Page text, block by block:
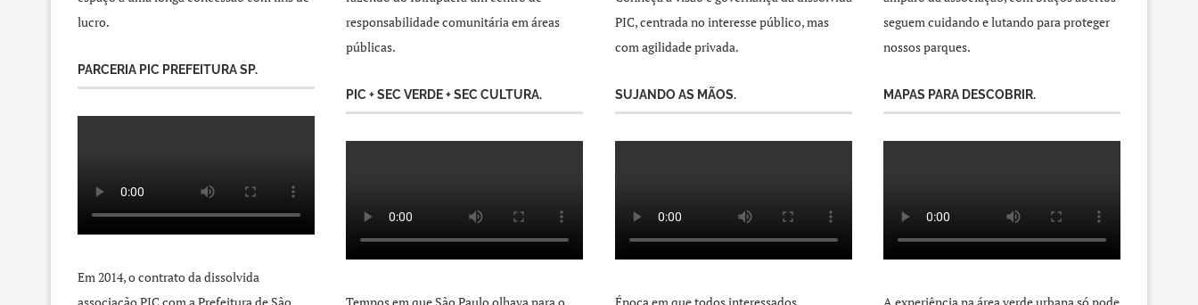
lucro.
PARCERIA PIC PREFEITURA SP.
Em 2014, o contrato da dissolvida
responsabilidade comunitária em áreas
públicas.
PIC + SEC VERDE + SEC CULTURA.
PIC, centrada no interesse público, mas
com agilidade privada.
SUJANDO AS MÃOS.
seguem cuidando e lutando para proteger
nossos parques.
MAPAS PARA DESCOBRIR.